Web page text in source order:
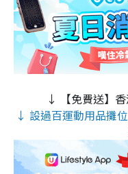
↓ 【免費送】
↓ 設過百運動用品攤